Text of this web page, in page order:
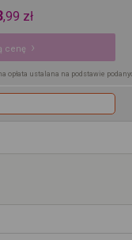
,99 zł
cenę
opłata ustalana na podstawie